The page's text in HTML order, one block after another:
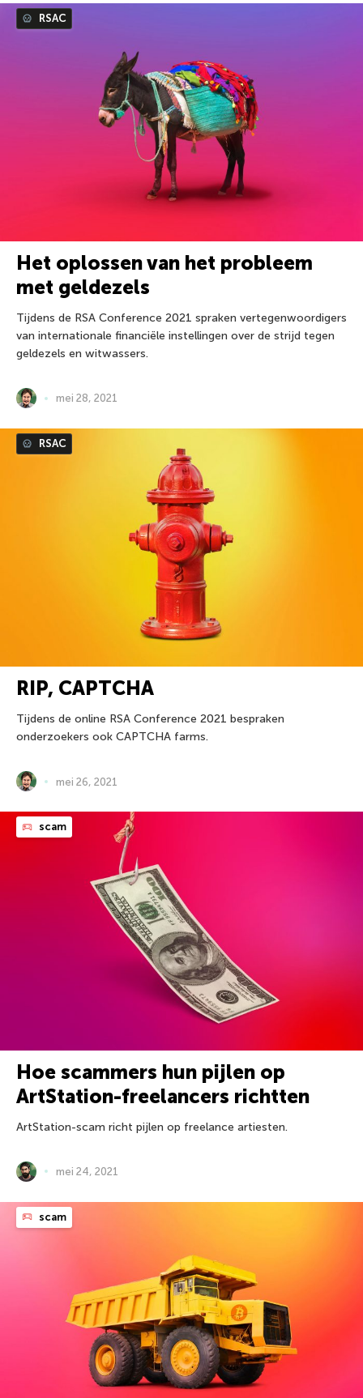
RSAC
Het oplossen van het probleem
met geldezels
Tijdens de RSA Conference 2021 spraken vertegenwoordigers
van internationale financiële instellingen over de strijd tegen
geldezels en witwassers.
mei 28, 2021
RSAC
RIP, CAPTCHA
Tijdens de online RSA Conference 2021 bespraken
onderzoekers ook CAPTCHA farms.
mei 26, 2021
scam
Hoe scammers hun pijlen op
ArtStation-freelancers richtten
ArtStation-scam richt pijlen op freelance artiesten.
mei 24, 2021
scam